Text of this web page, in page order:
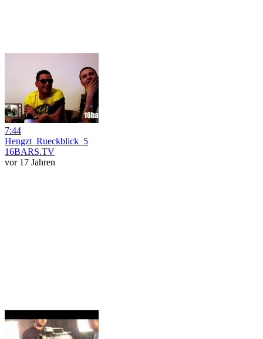
7:44
Hengzt_Rueckblick_5
16BARS.TV
vor 17 Jahren